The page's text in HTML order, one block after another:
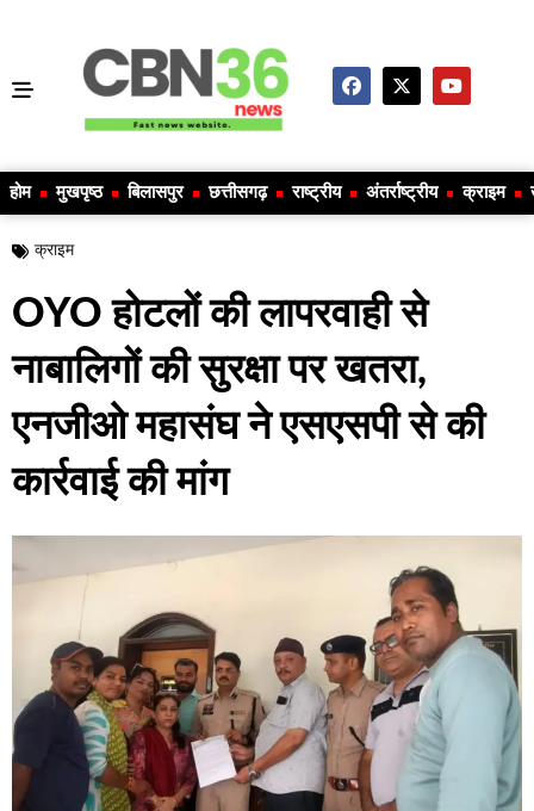
होम मुखपृष्ठ बिलासपुर छत्तीसगढ़ राष्ट्रीय अंतर्राष्ट्रीय क्राइम
क्राइम
OYO होटलों की लापरवाही से
नाबालिगों की सुरक्षा पर खतरा,
एनजीओ महासंघ ने एसएसपी से की
कार्रवाई की मांग